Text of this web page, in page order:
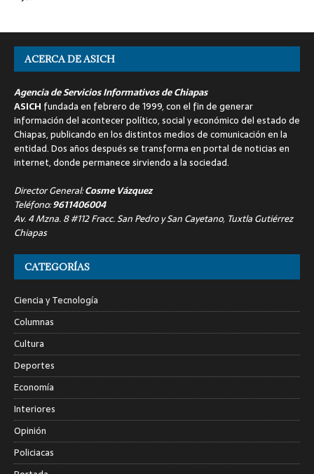
ACERCA DE ASICH
Agencia de Servicios Informativos de Chiapas
ASICH fundada en febrero de 1999, con el fin de generar
información del acontecer político, social y económico del estado de
Chiapas, publicando en los distintos medios de comunicación en la
entidad. Dos años después se transforma en portal de noticias en
internet, donde permanece sirviendo a la sociedad.
Director General:Cosme Vázquez
Teléfono:9611406004
Av. 4 Mzna. 8 #112 Fracc. San Pedro y San Cayetano, Tuxtla Gutiérrez
Chiapas
CATEGORÍAS
Ciencia y Tecnología
Columnas
Cultura
Deportes
Economía
Interiores
Opinión
Policiacas